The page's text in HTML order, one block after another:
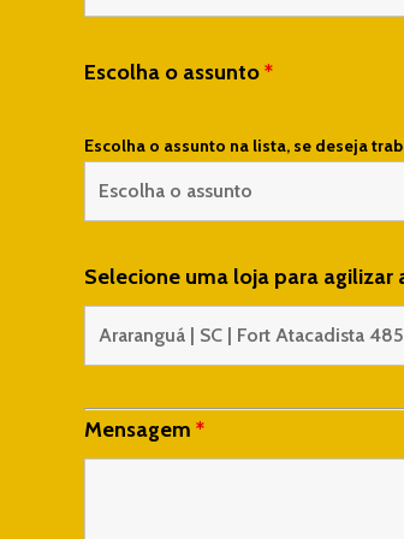
Escolha o assunto*
Escolha o assunto na lista, se deseja
Selecione uma loja para agilizar
Mensagem *